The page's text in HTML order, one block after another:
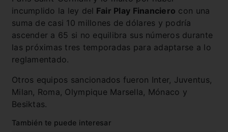
incumplido la ley del Fair Play Financiero con una
suma de casi 10 millones de dólares y podría
ascender a 65 si no equilibra sus números durante
las próximas tres temporadas para adaptarse a lo
reglamentado.
Otros equipos sancionados fueron Inter, Juventus,
Milan, Roma, Olympique Marsella, Mónaco y
Besiktas.
También te puede interesar